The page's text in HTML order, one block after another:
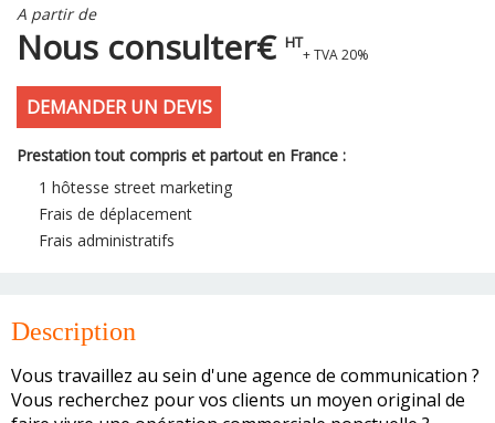
A partir de
Nous consulter€ HT
+ TVA 20%
DEMANDER UN DEVIS
Prestation tout compris et partout en France :
1 hôtesse street marketing
Frais de déplacement
Frais administratifs
Description
Vous travaillez au sein d'une agence de communication ?
Vous recherchez pour vos clients un moyen original de